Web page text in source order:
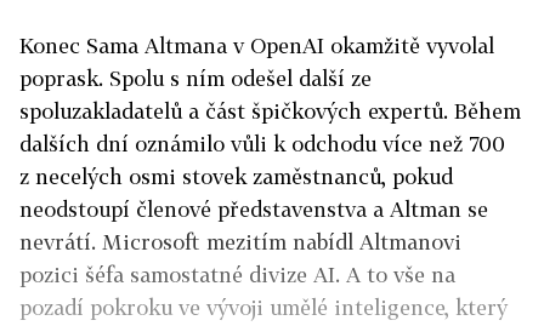
Konec Sama Altmana v OpenAI okamžitě vyvolal
poprask. Spolu s ním odešel další ze
spoluzakladatelů a část špičkových expertů. Během
dalších dní oznámilo vůli k odchodu více než 700
z necelých osmi stovek zaměstnanců, pokud
neodstoupí členové představenstva a Altman se
nevrátí. Microsoft mezitím nabídl Altmanovi
pozici šéfa samostatné divize AI. A to vše na
pozadí pokroku ve vývoji umělé inteligence, který